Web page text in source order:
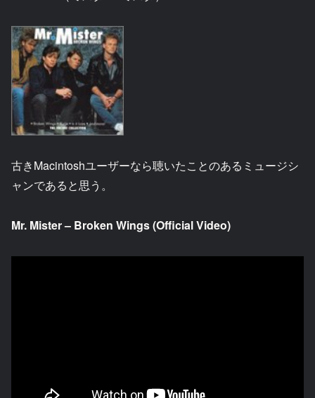
古きMacintoshユーザーなら聴いたことのあるミュージシ
ャンであると思う。
Mr. Mister – Broken Wings (Official Video)